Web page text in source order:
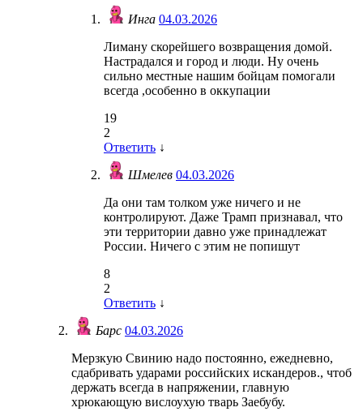
Инга 04.03.2026
Лиману скорейшего возвращения домой.
Настрадался и город и люди. Ну очень
сильно местные нашим бойцам помогали
всегда ,особенно в оккупации
19
2
Ответить ↓
Шмелев 04.03.2026
Да они там толком уже ничего и не
контролируют. Даже Трамп признавал, что
эти территории давно уже принадлежат
России. Ничего с этим не попишут
8
2
Ответить ↓
Барс 04.03.2026
Мерзкую Свинию надо постоянно, ежедневно,
сдабривать ударами российских искандеров., чтоб
держать всегда в напряжении, главную
хрюкающую вислоухую тварь Заебубу.